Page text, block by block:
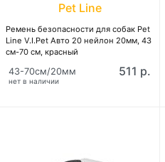
Pet Line
Ремень безопасности для собак Pet
Line V.I.Pet Авто 20 нейлон 20мм, 43
см-70 см, красный
нет в наличии
43-70см/20мм 511 р.